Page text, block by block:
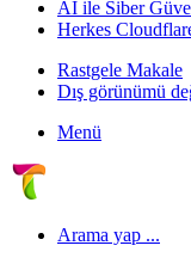
AI ile Siber
Herkes
Rastgele Makale
Dış görünümü
Menü
Arama yap ...